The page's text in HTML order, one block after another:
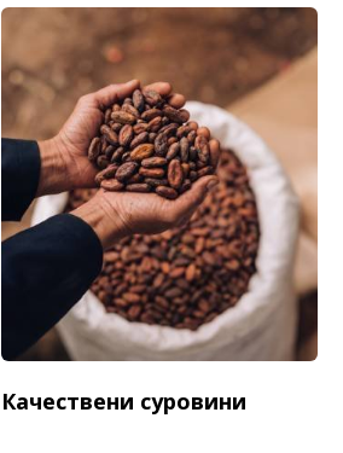
Качествени суровини